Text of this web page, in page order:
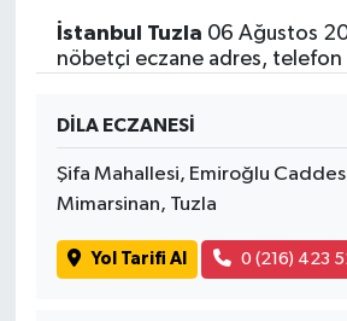
İstanbul Tuzla 06 Ağustos
nöbetçi eczane adres, telefon
DİLA ECZANESİ
Şifa Mahallesi, Emiroğlu
Mimarsinan, Tuzla
Yol Tarifi Al 0 (216) 423